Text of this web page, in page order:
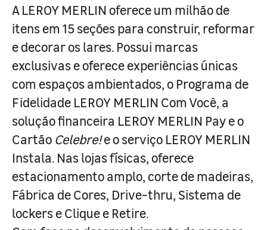
A LEROY MERLIN oferece um milhão de
itens em 15 seções para construir, reformar
e decorar os lares. Possui marcas
exclusivas e oferece experiências únicas
com espaços ambientados, o Programa de
Fidelidade LEROY MERLIN Com Você, a
solução financeira LEROY MERLIN Pay e o
Cartão Celebre!e o serviço LEROY MERLIN
Instala. Nas lojas físicas, oferece
estacionamento amplo, corte de madeiras,
Fábrica de Cores, Drive-thru, Sistema de
lockers e Clique e Retire.